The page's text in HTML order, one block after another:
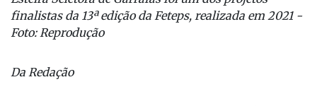
Esteira Seletora de Garrafas foi um dos projetos
finalistas da 13ª edição da Feteps, realizada em 2021 -